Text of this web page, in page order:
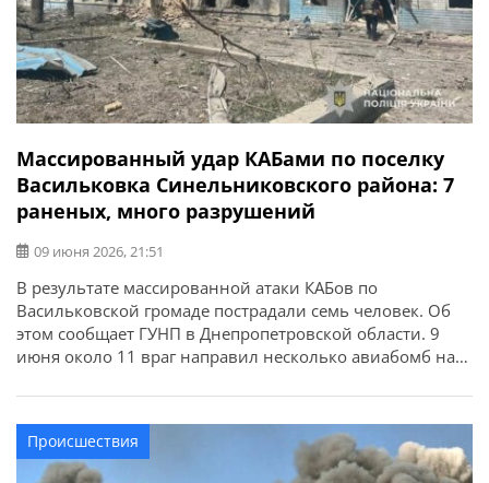
Массированный удар КАБами по поселку
Васильковка Синельниковского района: 7
раненых, много разрушений
09 июня 2026, 21:51
В результате массированной атаки КАБов по
Васильковской громаде пострадали семь человек. Об
этом сообщает ГУНП в Днепропетровской области. 9
июня около 11 враг направил несколько авиабомб на
вражеских попаданий травмы получили семь человек
— пятеро мужчин и две женщины. Повреждения и
разрушения получили детская спортивная школа,
многоэтажки и частные […]
Происшествия